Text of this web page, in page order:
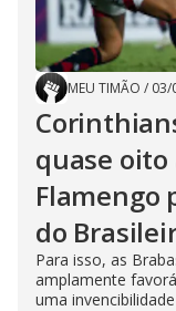
MEU TIMÃO / 03/
quase
Flamengo
do
Para isso, as
amplamente
uma